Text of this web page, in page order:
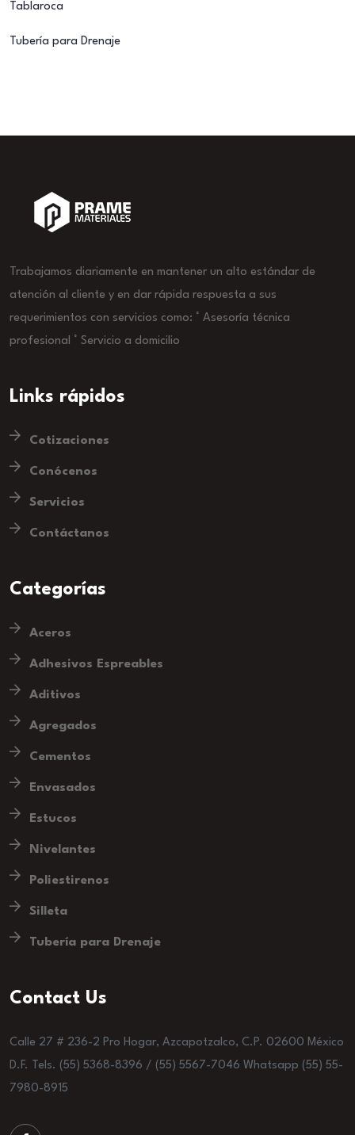
Tablaroca
Tubería para Drenaje
Trabajamos diariamente en mantener un alto estándar de
atención al cliente y en dar rápida respuesta a sus
requerimientos con servicios como: ° Asesoría técnica
profesional ° Servicio a domicilio
Links rápidos
Cotizaciones
Conócenos
Servicios
Contáctanos
Categorías
Aceros
Adhesivos Espreables
Aditivos
Agregados
Cementos
Envasados
Estucos
Nivelantes
Poliestirenos
Silleta
Tubería para Drenaje
Contact Us
Calle 27 # 236-2 Pro Hogar, Azcapotzalco, C.P. 02600 México
D.F. Tels. (55) 5368-8396 / (55) 5567-7046 Whatsapp (55) 55-
7980-8915